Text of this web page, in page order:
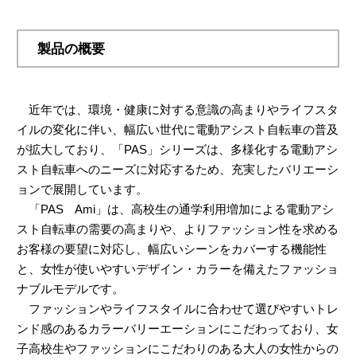
製品の概要
近年では、環境・健康に対する意識の高まりやライフスタ
イルの変化に伴い、幅広い世代に電動アシスト自転車の普及
が拡大しており、「PAS」シリーズは、多様化する電動アシ
スト自転車へのニーズに対応するため、充実したバリエーシ
ョンで展開しています。
「PAS Ami」は、高校生の通学利用増加による電動アシ
スト自転車の需要の高まりや、よりファッション性を求める
お客様の要望に対応し、幅広いシーンをカバーする機能性
と、女性が使いやすいデザイン・カラーを備えたファッショ
ナブルモデルです。
ファッションやライフスタイルに合わせて選びやすいトレ
ンド感のあるカラーバリーエーションにこだわっており、女
子高校生やファッションにこだわりのある大人の女性からの